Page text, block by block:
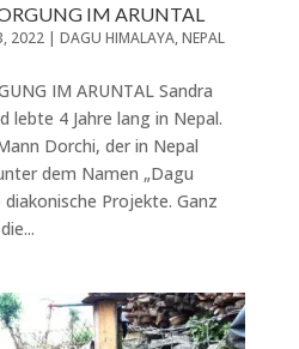
IM ARUNTAL
2022| DAGU HIMALAYA,NEPAL
IM ARUNTAL Sandra
lebte 4 Jahre lang in Nepal.
Dorchi, der in Nepal
dem Namen „Dagu
diakonische Projekte. Ganz